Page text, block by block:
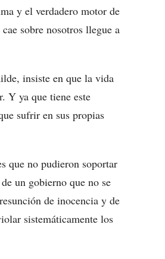
y el verdadero motor de
sobre nosotros llegue a
insiste en que la vida
Y ya que tiene este
sufrir en sus propias
que no pudieron soportar
un gobierno que no se
de inocencia y de
sistemáticamente los